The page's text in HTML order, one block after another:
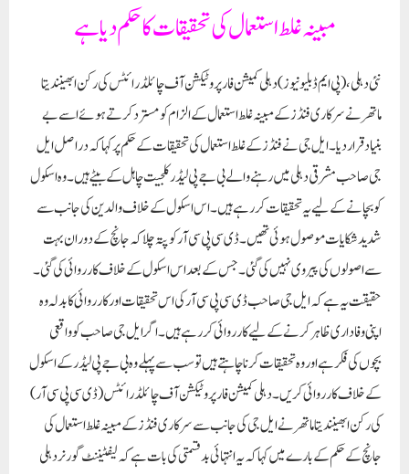
مبینہ غلط استعمال کی تحقیقات کا حکم دیا ہے
نئی دہلی، (پی ایم ڈبلیو نیوز )دہلی کمیشن فار پروٹیکشن آف چائلڈ رائٹس کی رکن ابھینندیتا
ماتھر نے سرکاری فنڈز کے مبینہ غلط استعمال کے الزام کو مسترد کرتے ہوئے اسے بے
بنیاد قرار دیا۔ ایل جی نے فنڈز کے غلط استعمال کی تحقیقات کے حکم پر کہا کہ دراصل ایل
جی صاحب مشرقی دہلی میں رہنے والے بی جے پی لیڈر کلجیت چاہل کے بیٹے ہیں۔وہ اسکول
کو بچانے کے لیے یہ تحقیقات کر رہے ہیں۔ اس اسکول کے خلاف والدین کی جانب سے
شدید شکایات موصول ہوئی تھیں۔ ڈی سی پی سی آر کو پتہ چلا کہ جانچ کے دوران بہت
سے اصولوں کی پیروی نہیں کی گئی۔ جس کے بعد اس اسکول کے خلاف کارروائی کی گئی۔
حقیقت یہ ہے کہ ایل جی صاحب ڈی سی پی سی آر کی اس تحقیقات اور کارروائی کا بدلہ وہ
اپنی وفاداری ظاہر کرنے کے لیے کارروائی کر رہے ہیں۔ اگر ایل جی صاحب کو واقعی
بچوں کی فکر ہے اور وہ تحقیقات کرنا چاہتے ہیں تو سب سے پہلے وہ بی جے پی لیڈر کے اسکول
کے خلاف کارروائی کریں۔دہلی کمیشن فار پروٹیکشن آف چائلڈ رائٹس (ڈی سی پی سی آر)
کی رکن ابھینندیتا ماتھر نے ایل جی کی جانب سے سرکاری فنڈز کے مبینہ غلط استعمال کی
جانچ کے حکم کے بارے میں کہا کہ یہ انتہائی بدقسمتی کی بات ہے کہ لیفٹیننٹ گورنر دہلی